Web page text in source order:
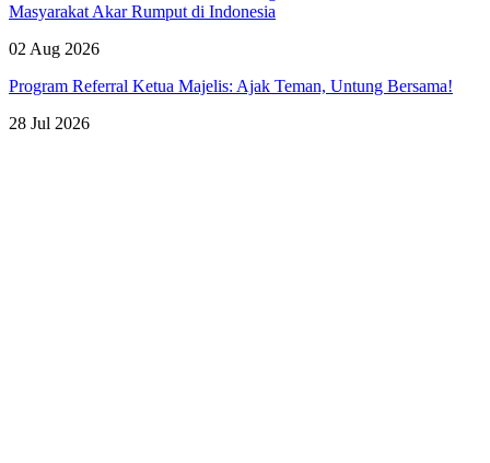
Masyarakat Akar Rumput di Indonesia
02 Aug 2026
Program Referral Ketua Majelis: Ajak Teman, Untung Bersama!
28 Jul 2026